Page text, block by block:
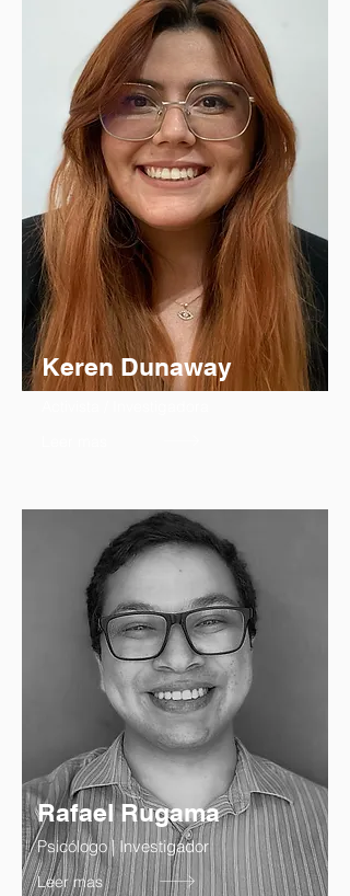
Keren Dunaway
Rafael Rugama
Leer mas
Psicólogo | Investigador